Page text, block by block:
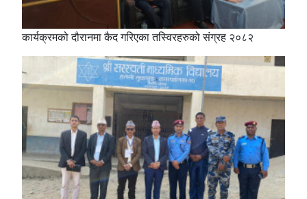
कार्यक्रमको दौरानमा कैद गरिएका तस्विरहरुको संग्रह २०८२